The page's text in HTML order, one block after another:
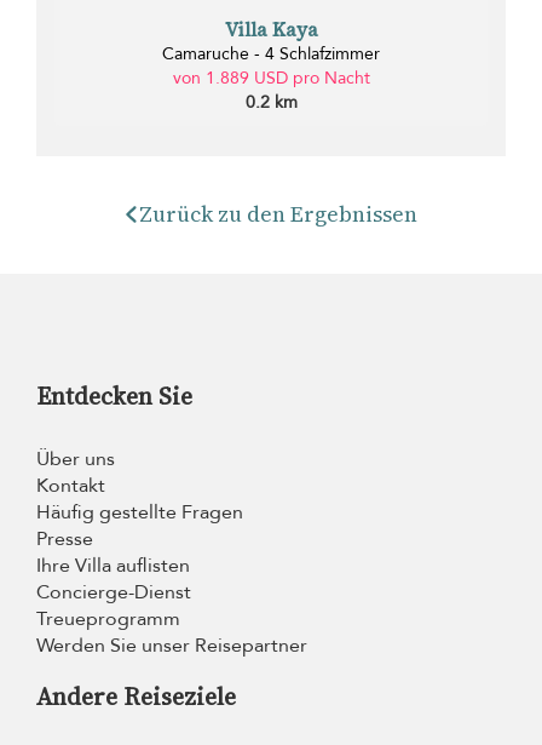
Villa Kaya
Camaruche - 4 Schlafzimmer
von 1.889 USD pro Nacht
0.2 km
Zurück zu den Ergebnissen
Entdecken Sie
Über uns
Kontakt
Häufig gestellte Fragen
Presse
Ihre Villa auflisten
Concierge-Dienst
Treueprogramm
Werden Sie unser Reisepartner
Andere Reiseziele